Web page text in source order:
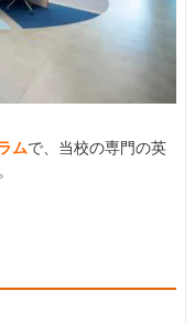
ムで、当校の専門の英